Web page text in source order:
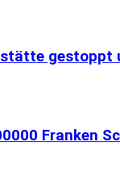
gestoppt
Franken